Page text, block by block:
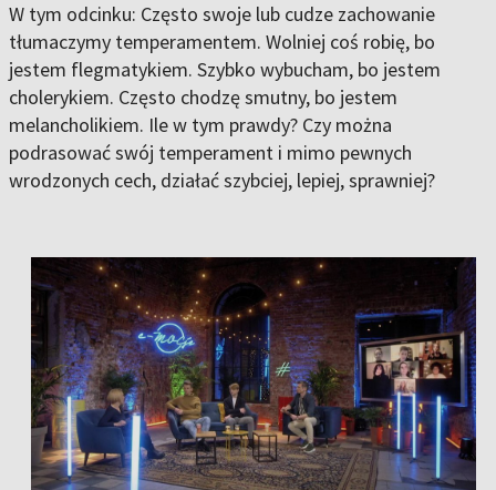
W tym odcinku: Często swoje lub cudze zachowanie
tłumaczymy temperamentem. Wolniej coś robię, bo
jestem flegmatykiem. Szybko wybucham, bo jestem
cholerykiem. Często chodzę smutny, bo jestem
melancholikiem. Ile w tym prawdy? Czy można
podrasować swój temperament i mimo pewnych
wrodzonych cech, działać szybciej, lepiej, sprawniej?